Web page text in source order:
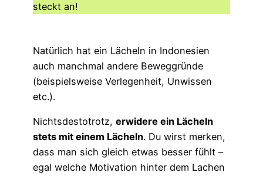
steckt an!
Natürlich hat ein Lächeln in Indonesien
auch manchmal andere Beweggründe
(beispielsweise Verlegenheit, Unwissen
etc.).
Nichtsdestotrotz, erwidere ein Lächeln
stets mit einem Lächeln. Du wirst merken,
dass man sich gleich etwas besser fühlt –
egal welche Motivation hinter dem Lachen